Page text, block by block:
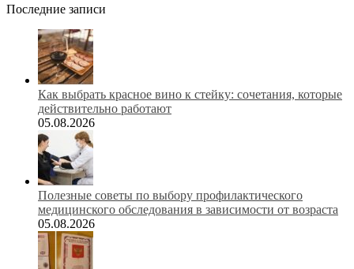
Последние записи
Как выбрать красное вино к стейку: сочетания, которые
действительно работают
05.08.2026
Полезные советы по выбору профилактического
медицинского обследования в зависимости от возраста
05.08.2026